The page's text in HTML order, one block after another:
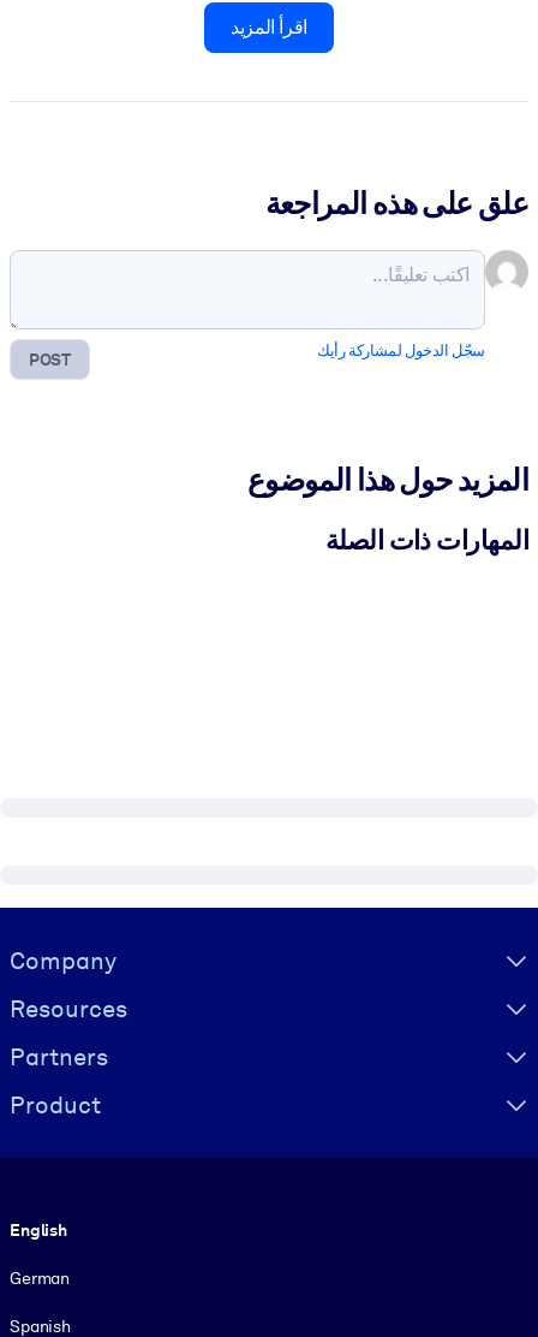
اقرأ المزيد
علق على هذه المراجعة
POST سجّل الدخول لمشاركة رأيك
المزيد حول هذا الموضوع
المهارات ذات الصلة
Visually hidden Text
Company
Resources
Partners
Product
English
German
Spanish